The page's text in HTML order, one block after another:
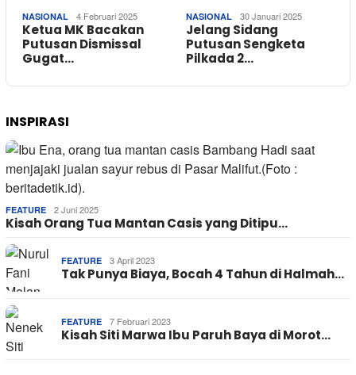
NASIONAL 4 Februari 2025
Ketua MK Bacakan
Putusan Dismissal
Gugat…
NASIONAL 30 Januari 2025
Jelang Sidang
Putusan Sengketa
Pilkada 2…
INSPIRASI
FEATURE 2 Juni 2025
Kisah Orang Tua Mantan Casis yang Ditipu…
FEATURE 3 April 2023
Tak Punya Biaya, Bocah 4 Tahun di Halmah…
FEATURE 7 Februari 2023
Kisah Siti Marwa Ibu Paruh Baya di Morot…